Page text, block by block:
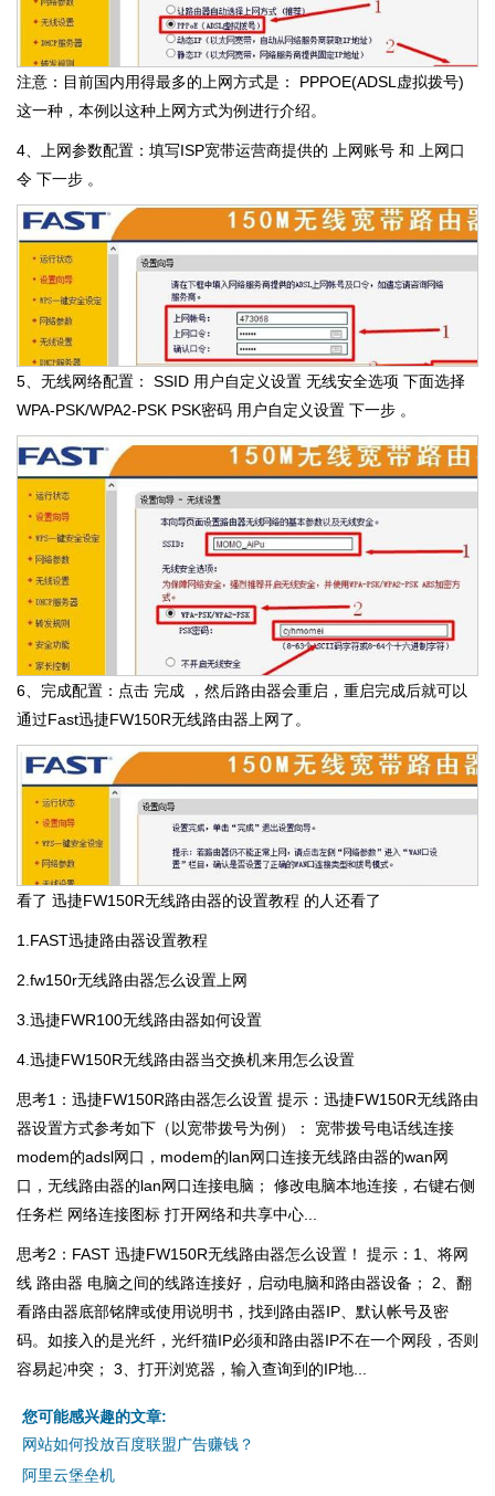
注意：目前国内用得最多的上网方式是： PPPOE(ADSL虚拟拨号)
这一种，本例以这种上网方式为例进行介绍。
4、上网参数配置：填写ISP宽带运营商提供的 上网账号 和 上网口
令 下一步 。
5、无线网络配置： SSID 用户自定义设置 无线安全选项 下面选择
WPA-PSK/WPA2-PSK PSK密码 用户自定义设置 下一步 。
6、完成配置：点击 完成 ，然后路由器会重启，重启完成后就可以
通过Fast迅捷FW150R无线路由器上网了。
看了 迅捷FW150R无线路由器的设置教程 的人还看了
1.FAST迅捷路由器设置教程
2.fw150r无线路由器怎么设置上网
3.迅捷FWR100无线路由器如何设置
4.迅捷FW150R无线路由器当交换机来用怎么设置
思考1：迅捷FW150R路由器怎么设置 提示：迅捷FW150R无线路由
器设置方式参考如下（以宽带拨号为例）： 宽带拨号电话线连接
modem的adsl网口，modem的lan网口连接无线路由器的wan网
口，无线路由器的lan网口连接电脑； 修改电脑本地连接，右键右侧
任务栏 网络连接图标 打开网络和共享中心...
思考2：FAST 迅捷FW150R无线路由器怎么设置！ 提示：1、将网
线 路由器 电脑之间的线路连接好，启动电脑和路由器设备； 2、翻
看路由器底部铭牌或使用说明书，找到路由器IP、默认帐号及密
码。如接入的是光纤，光纤猫IP必须和路由器IP不在一个网段，否则
容易起冲突； 3、打开浏览器，输入查询到的IP地...
您可能感兴趣的文章:
网站如何投放百度联盟广告赚钱？
阿里云堡垒机